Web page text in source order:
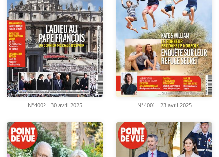
N°4002 - 30 avril 2025 N°4001 - 23 avril 2025